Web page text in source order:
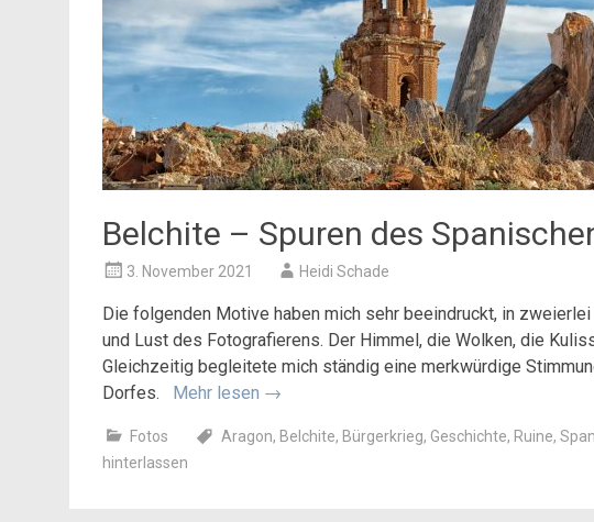
Belchite – Spuren des
3. November 2021 Heidi Schade
Die folgenden Motive haben mich sehr beeindruckt, in
und Lust des Fotografierens. Der Himmel, die Wolken, die
Gleichzeitig begleitete mich ständig eine merkwürdige
Dorfes.
Mehr lesen →
Fotos Aragon, Belchite, Bürgerkrieg, Geschichte, Ruine,
hinterlassen